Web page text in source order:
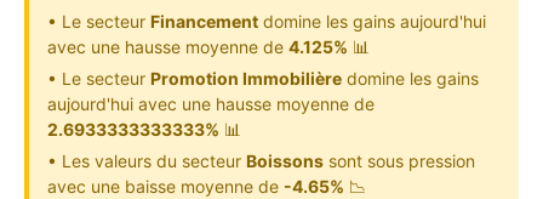
• Le secteur Financement domine les gains aujourd'hui
avec une hausse moyenne de 4.125% 📊
• Le secteur Promotion Immobilière domine les gains
aujourd'hui avec une hausse moyenne de
2.6933333333333% 📊
• Les valeurs du secteur Boissons sont sous pression
avec une baisse moyenne de -4.65% 📉